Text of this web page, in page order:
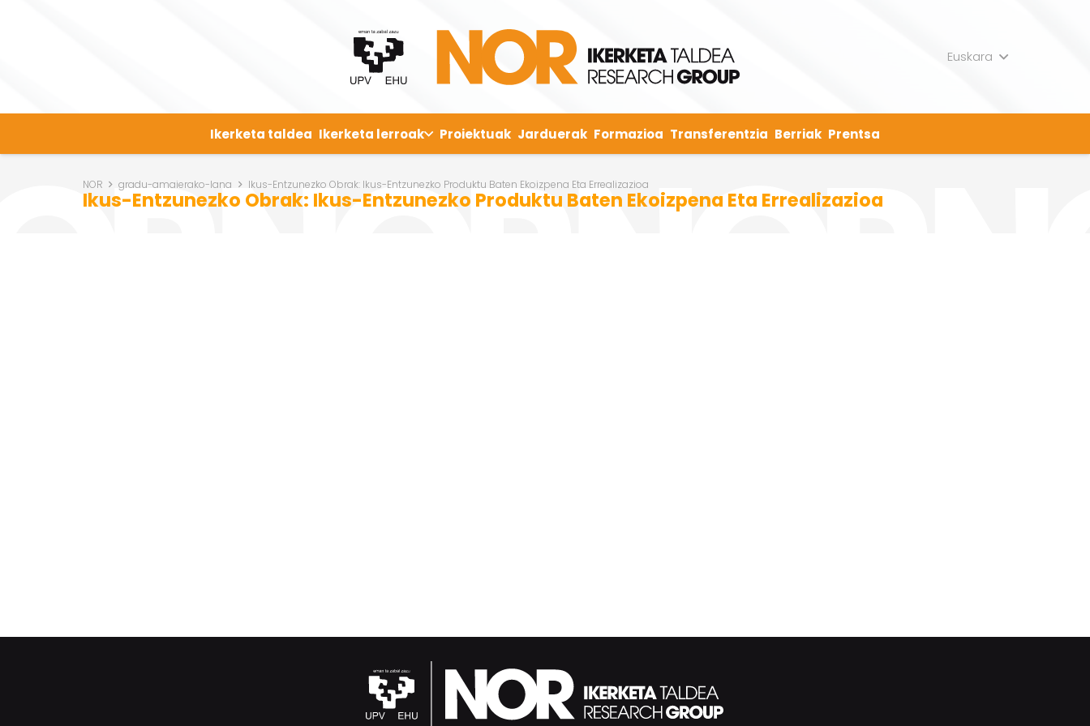
Euskara
Ikerketa taldea Ikerketa lerroak Proiektuak Jarduerak Formazioa Transferentzia Berriak Prentsa
NOR gradu-amaierako-lana Ikus-Entzunezko Obrak: Ikus-Entzunezko Produktu Baten Ekoizpena Eta Errealizazioa
Ikus-Entzunezko Obrak: Ikus-Entzunezko Produktu Baten Ekoizpena Eta Errealizazioa